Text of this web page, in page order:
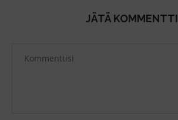
JÄTÄ KOMMENTTI